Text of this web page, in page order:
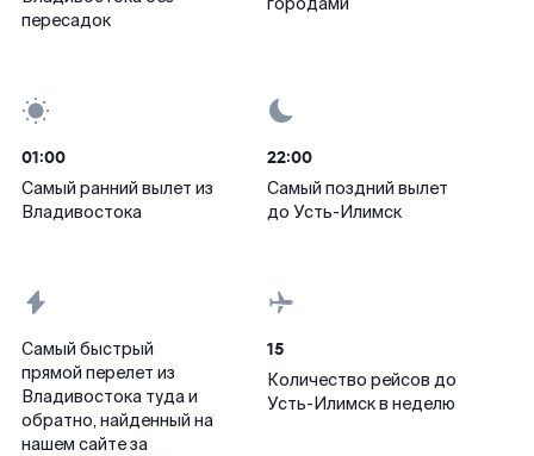
пересадок
01:00
Самый ранний вылет из
Владивостока
22:00
Самый поздний вылет
до Усть-Илимск
Самый быстрый
прямой перелет из
Владивостока туда и
обратно, найденный на
нашем сайте за
15
Количество рейсов до
Усть-Илимск в неделю